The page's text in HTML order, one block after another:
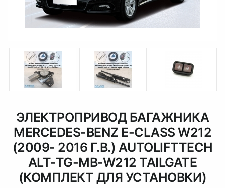
ЭЛЕКТРОПРИВОД БАГАЖНИКА
MERCEDES-BENZ E-CLASS W212
(2009- 2016 Г.В.) AUTOLIFTTECH
ALT-TG-MB-W212 TAILGATE
(КОМПЛЕКТ ДЛЯ УСТАНОВКИ)